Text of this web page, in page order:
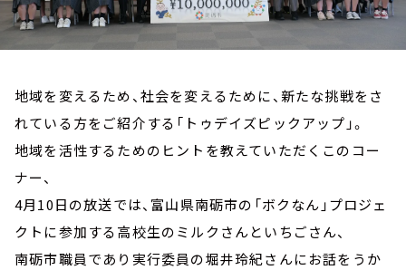
地域を変えるため、社会を変えるために、新たな挑戦をさ
れている方をご紹介する「トゥデイズピックアップ」。
地域を活性するためのヒントを教えていただくこのコー
ナー、
4月10日の放送では、富山県南砺市の「ボクなん」プロジェ
クトに参加する高校生のミルクさんといちごさん、
南砺市職員であり実行委員の堀井玲紀さんにお話をうか